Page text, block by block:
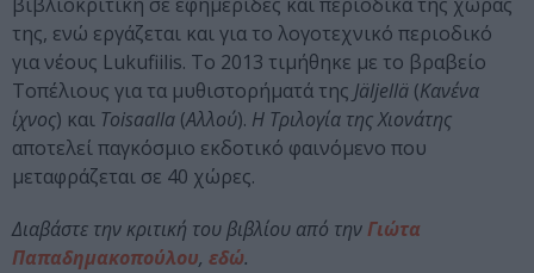
της, ενώ εργάζεται και για το λογοτεχνικό περιοδικό
για νέους Lukufiilis. To 2013 τιμήθηκε με το βραβείο
Τοπέλιους για τα μυθιστορήματά της Jäljellä (Κανένα
ίχνος) και Toisaalla (Αλλού). Η Τριλογία της Χιονάτης
αποτελεί παγκόσμιο εκδοτικό φαινόμενο που
μεταφράζεται σε 40 χώρες.
Διαβάστε την κριτική του βιβλίου από τηνΓιώτα
Παπαδημακοπούλου, εδώ.